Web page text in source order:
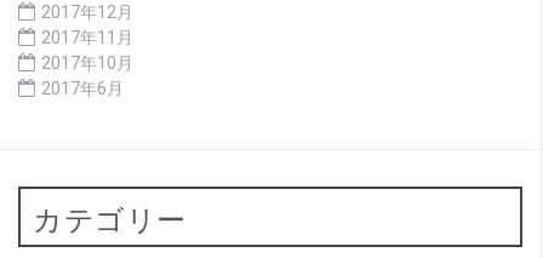
2017年12月
2017年11月
2017年10月
2017年6月
カテゴリー